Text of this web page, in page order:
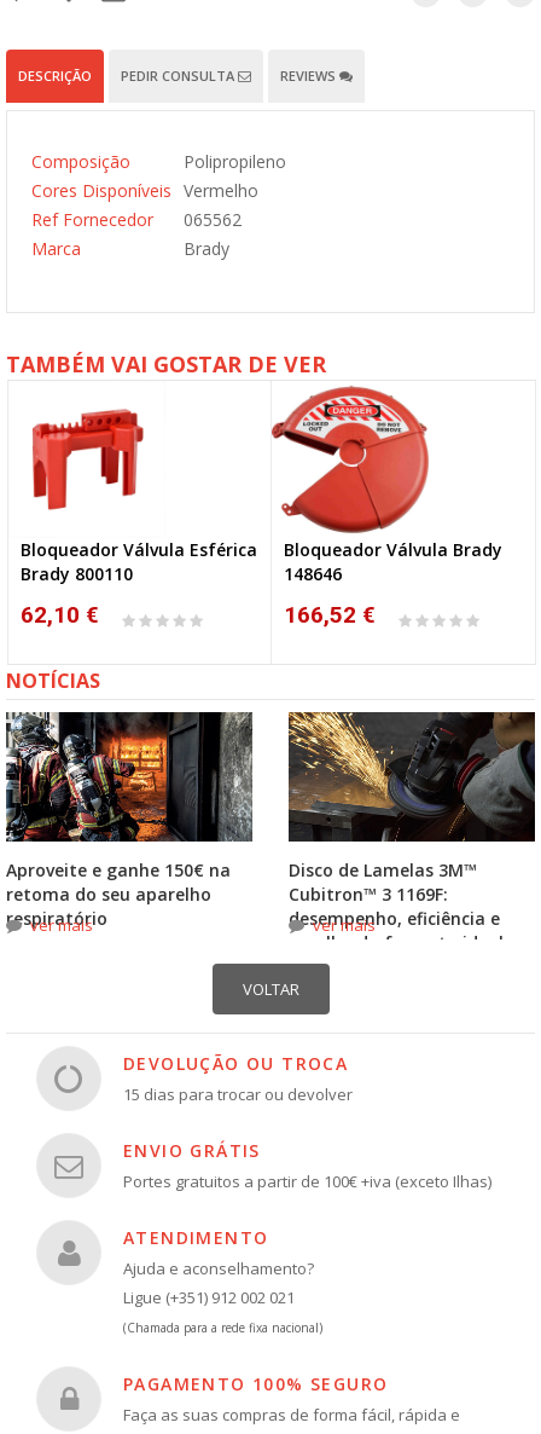
DESCRIÇÃO PEDIR CONSULTA REVIEWS
Composição
Polipropileno
Cores Disponíveis Vermelho
Ref Fornecedor
065562
Marca
Brady
TAMBÉM VAI GOSTAR DE VER
Bloqueador Válvula Esférica
Brady 800110
62,10 €
Bloqueador Válvula Brady
148646
166,52 €
NOTÍCIAS
Aproveite e ganhe 150€ na
retoma do seu aparelho
respiratório
ver mais
Disco de Lamelas 3M™
Cubitron™ 3 1169F:
desempenho, eficiência e
escolha do formato ideal
ver mais
DEVOLUÇÃO OU TROCA
15 dias para trocar ou devolver
ENVIO GRÁTIS
Portes gratuitos a partir de 100€ +iva (exceto Ilhas)
ATENDIMENTO
Ajuda e aconselhamento?
Ligue (+351) 912 002 021
(Chamada para a rede fixa nacional)
PAGAMENTO 100% SEGURO
Faça as suas compras de forma fácil, rápida e